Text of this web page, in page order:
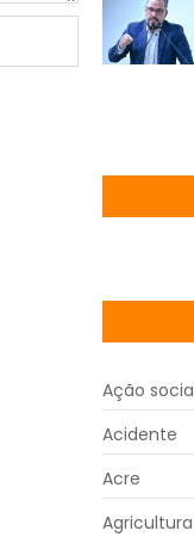
Ação
Acidente
Acre
Agricultura